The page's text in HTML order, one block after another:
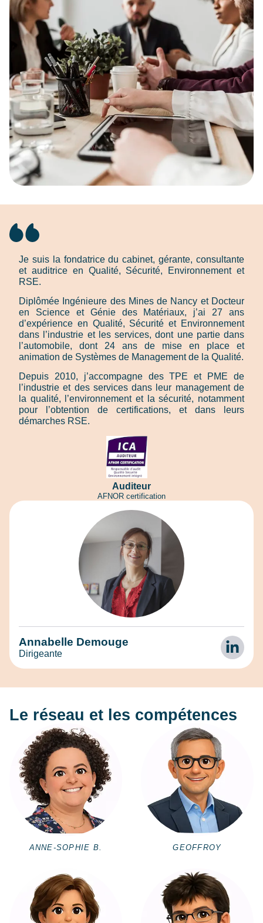
Annabelle Demouge
Dirigeante
Je suis la fondatrice du cabinet, gérante, consultante
et auditrice en Qualité, Sécurité, Environnement et
RSE.
Diplômée Ingénieure des Mines de Nancy et Docteur
en Science et Génie des Matériaux, j’ai 27 ans
d’expérience en Qualité, Sécurité et Environnement
dans l’industrie et les services, dont une partie dans
l’automobile, dont 24 ans de mise en place et
animation de Systèmes de Management de la Qualité.
Depuis 2010, j’accompagne des TPE et PME de
l’industrie et des services dans leur management de
la qualité, l’environnement et la sécurité, notamment
pour l’obtention de certifications, et dans leurs
démarches RSE.
Auditeur
AFNOR certification
Le réseau et les compétences
ANNE-SOPHIE B. GEOFFROY